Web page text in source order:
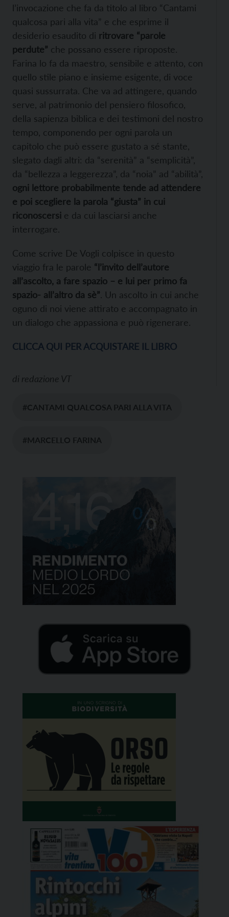
l’invocazione che fa da titolo al libro “Cantami
qualcosa pari alla vita” e che esprime il
desiderio esaudito di ritrovare “parole
perdute” che possano essere riproposte.
Farina lo fa da maestro, sensibile e attento, con
quello stile piano e insieme esigente, di voce
quasi sussurrata. Che va ad attingere, quando
serve, al patrimonio del pensiero filosofico,
della sapienza biblica e dei testimoni del nostro
tempo, componendo per ogni parola un
capitolo che può essere gustato a sé stante,
slegato dagli altri: da “serenità” a “semplicità”,
da “bellezza a leggerezza”, da “noia” ad “abilità”,
ogni lettore probabilmente tende ad attendere
e poi scegliere la parola “giusta” in cui
riconoscersi e da cui lasciarsi anche
interrogare.
Come scrive De Vogli colpisce in questo
viaggio fra le parole “l’invito dell’autore
all’ascolto, a fare spazio – e lui per primo fa
spazio- all’altro da sè”. Un ascolto in cui anche
oguno di noi viene attirato e accompagnato in
un dialogo che appassiona e può rigenerare.
CLICCA QUI PER ACQUISTARE IL LIBRO
di redazione VT
#CANTAMI QUALCOSA PARI ALLA VITA
#MARCELLO FARINA